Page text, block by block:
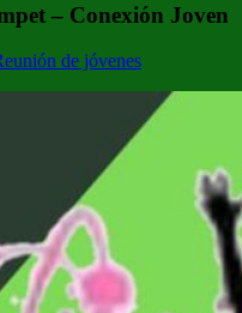
– Conexión Joven
de jóvenes